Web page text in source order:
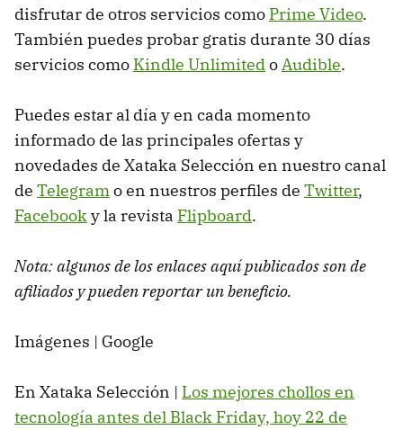
disfrutar de otros servicios como Prime Video.
También puedes probar gratis durante 30 días
servicios como Kindle UnlimitedoAudible.
Puedes estar al día y en cada momento
informado de las principales ofertas y
novedades de Xataka Selección en nuestro canal
de Telegramo en nuestros perfiles de Twitter,
Facebooky la revista Flipboard.
Nota: algunos de los enlaces aquí publicados son de
afiliados y pueden reportar un beneficio.
Imágenes | Google
En Xataka Selección | Los mejores chollos en
tecnología antes del Black Friday, hoy 22 de